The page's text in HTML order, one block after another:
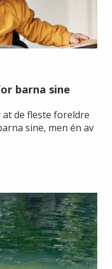
barna sine
de fleste foreldre
sine, men én av